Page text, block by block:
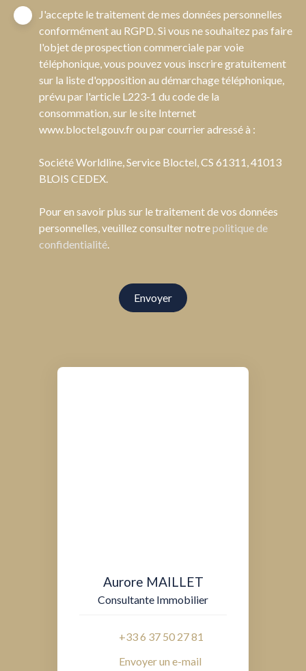
J'accepte le traitement de mes données personnelles
conformément au RGPD. Si vous ne souhaitez pas faire
l'objet de prospection commerciale par voie
téléphonique, vous pouvez vous inscrire gratuitement
sur la liste d'opposition au démarchage téléphonique,
prévu par l'article L223-1 du code de la
consommation, sur le site Internet
www.bloctel.gouv.fr ou par courrier adressé à :
Société Worldline, Service Bloctel, CS 61311, 41013
BLOIS CEDEX.
Pour en savoir plus sur le traitement de vos données
personnelles, veuillez consulter notrepolitique de
confidentialité.
Envoyer
Aurore MAILLET
Consultante Immobilier
+33 6 37 50 27 81
Envoyer un e-mail